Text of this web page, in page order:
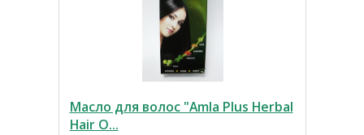
Масло для волос "Amla Plus Herbal
Hair O...